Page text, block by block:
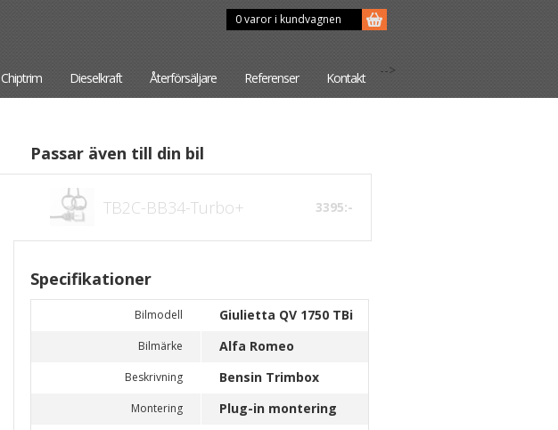
-->
Chiptrim Dieselkraft Återförsäljare Referenser Kontakt
0 varor i kundvagnen
Passar även till din bil
TB2C-BB34-Turbo+ 3395:-
Specifikationer
Bilmodell Giulietta QV 1750 TBi
Bilmärke Alfa Romeo
Beskrivning Bensin Trimbox
Montering Plug-in montering